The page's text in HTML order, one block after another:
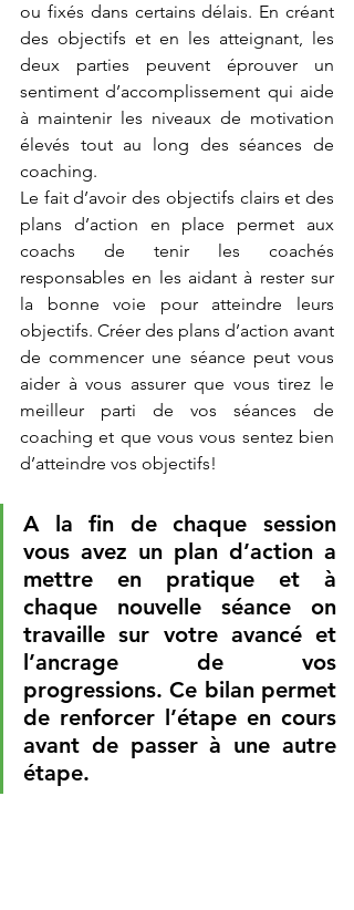
ou fixés dans certains délais. En créant
des objectifs et en les atteignant, les
deux parties peuvent éprouver un
sentiment d’accomplissement qui aide
à maintenir les niveaux de motivation
élevés tout au long des séances de
coaching.
Le fait d’avoir des objectifs clairs et des
plans d’action en place permet aux
coachs de tenir les coachés
responsables en les aidant à rester sur
la bonne voie pour atteindre leurs
objectifs. Créer des plans d’action avant
de commencer une séance peut vous
aider à vous assurer que vous tirez le
meilleur parti de vos séances de
coaching et que vous vous sentez bien
d’atteindre vos objectifs!
A la fin de chaque session
vous avez un plan d’action a
mettre en pratique et à
chaque nouvelle séance on
travaille sur votre avancé et
l’ancrage de vos
progressions. Ce bilan permet
de renforcer l’étape en cours
avant de passer à une autre
étape.